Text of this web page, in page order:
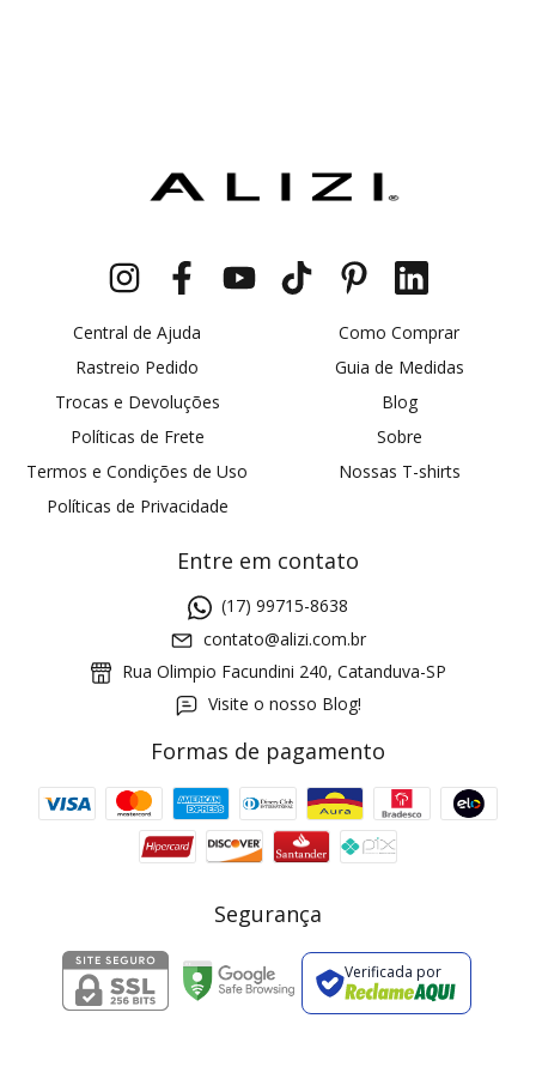
Central de Ajuda
Rastreio Pedido
Trocas e Devoluções
Políticas de Frete
Termos e Condições de Uso
Políticas de Privacidade
Como Comprar
Guia de Medidas
Blog
Sobre
Nossas T-shirts
Entre em contato
(17) 99715-8638
contato@alizi.com.br
Rua Olimpio Facundini 240, Catanduva-SP
Visite o nosso Blog!
Formas de pagamento
Segurança
Verificada por
Cupom 1a compra: GANHE5
2 pecas 7% OFF